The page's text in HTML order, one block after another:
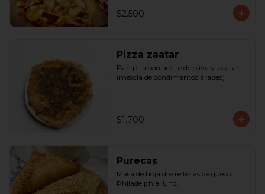
$2.500
Pizza zaatar
Pan pita con aceite de oliva y zaatar
(mescla de condimentos árabes)
$1.700
Purecas
Masa de hojaldre rellenas de queso
Philadelphia. Und.